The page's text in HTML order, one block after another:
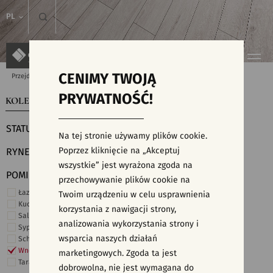
PL
Przejdź do strony głównej Kolekcje
KOLEKCJE WYSZUKIWARKA PŁYTEK
STATUS
RYNEK
POMIESZCZENIE
Łazienka
Kuchnia
Salon i hol
Sypialnia
Schody
Wnętrza komercyjne
Taras i ogród
CENIMY TWOJĄ
PRYWATNOŚĆ!
Na tej stronie używamy plików cookie.
Poprzez kliknięcie na „Akceptuj
wszystkie” jest wyrażona zgoda na
przechowywanie plików cookie na
Twoim urządzeniu w celu usprawnienia
korzystania z nawigacji strony,
analizowania wykorzystania strony i
wsparcia naszych działań
marketingowych. Zgoda ta jest
dobrowolna, nie jest wymagana do